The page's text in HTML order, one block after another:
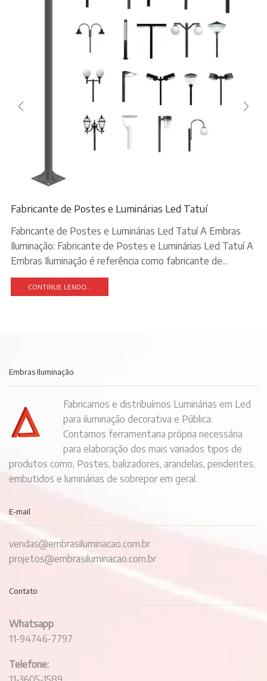
Fabricante de Postes e Luminárias Led Tatuí
Fabricante de Postes e Luminárias Led Tatuí A Embras
Iluminação: Fabricante de Postes e Luminárias Led Tatuí A
Embras Iluminação é referência como fabricante de...
CONTINUE LENDO...
Embras Iluminação
Fabricamos e distribuímos Luminárias em Led
para iluminação decorativa e Pública.
Contamos ferramentaria própria necessária
para elaboração dos mais variados tipos de
produtos como, Postes, balizadores, arandelas, pendentes,
embutidos e luminárias de sobrepor em geral.
E-mail
vendas@embrasiluminacao.com.br
projetos@embrasiluminacao.com.br
Contato
Whatsapp
11-94746-7797
Telefone: